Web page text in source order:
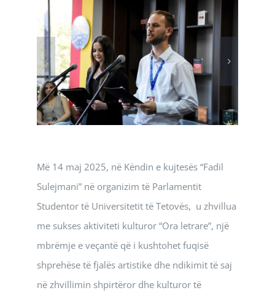
Më 14 maj 2025, në Këndin e kujtesës “Fadil
Sulejmani” në organizim të Parlamentit
Studentor të Universitetit të Tetovës, u zhvillua
me sukses aktiviteti kulturor “Ora letrare”, një
mbrëmje e veçantë që i kushtohet fuqisë
shprehëse të fjalës artistike dhe ndikimit të saj
në zhvillimin shpirtëror dhe kulturor të